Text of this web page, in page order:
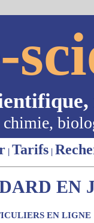
chimie,
| Tarifs |
EN
EN LIGNE